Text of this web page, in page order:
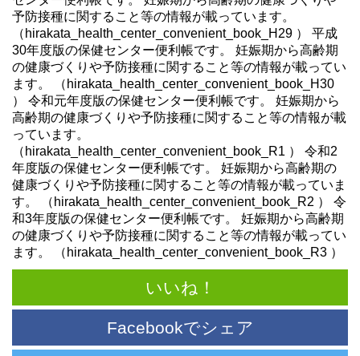
予防接種に関すること等の情報が載っています。
（hirakata_health_center_convenient_book_H29 ） 平成
30年度版の保健センター便利帳です。 妊娠期から高齢期
の健康づくりや予防接種に関すること等の情報が載ってい
ます。 （hirakata_health_center_convenient_book_H30
） 令和元年度版の保健センター便利帳です。 妊娠期から
高齢期の健康づくりや予防接種に関すること等の情報が載
っています。
（hirakata_health_center_convenient_book_R1 ） 令和2
年度版の保健センター便利帳です。 妊娠期から高齢期の
健康づくりや予防接種に関すること等の情報が載っていま
す。 （hirakata_health_center_convenient_book_R2 ） 令
和3年度版の保健センター便利帳です。 妊娠期から高齢期
の健康づくりや予防接種に関すること等の情報が載ってい
ます。 （hirakata_health_center_convenient_book_R3 ）
いいね！
Facebookでシェア